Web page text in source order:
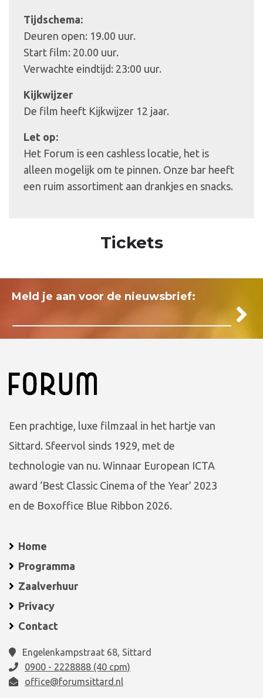
Tijdschema:
Deuren open: 19.00 uur.
Start film: 20.00 uur.
Verwachte eindtijd: 23:00 uur.
Kijkwijzer
De film heeft Kijkwijzer 12 jaar.
Let op:
Het Forum is een cashless locatie, het is
alleen mogelijk om te pinnen. Onze bar heeft
een ruim assortiment aan drankjes en snacks.
Tickets
Meld je aan voor de nieuwsbrief:
Een prachtige, luxe filmzaal in het hartje van
Sittard. Sfeervol sinds 1929, met de
technologie van nu. Winnaar European ICTA
award ‘Best Classic Cinema of the Year’ 2023
en de Boxoffice Blue Ribbon 2026.
Home
Programma
Zaalverhuur
Privacy
Contact
Engelenkampstraat 68, Sittard
0900 - 2228888 (40 cpm)
office@forumsittard.nl